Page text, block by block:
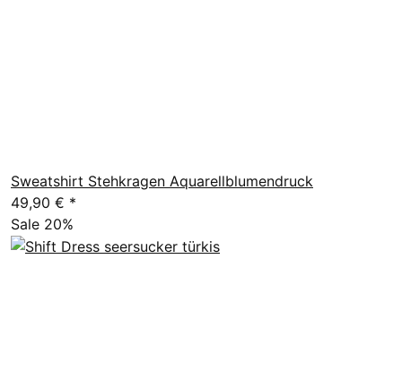
Sweatshirt Stehkragen Aquarellblumendruck
49,90 € *
Sale 20%